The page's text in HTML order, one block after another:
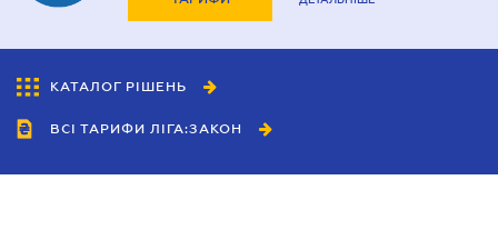
КАТАЛОГ РІШЕНЬ
ВСІ ТАРИФИ ЛІГА:ЗАКОН